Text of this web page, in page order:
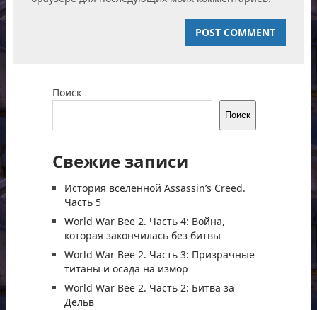
Поиск
Поиск
Свежие записи
История вселенной Assassin’s Creed.
Часть 5
World War Bee 2. Часть 4: Война,
которая закончилась без битвы
World War Bee 2. Часть 3: Призрачные
титаны и осада на измор
World War Bee 2. Часть 2: Битва за
Дельв